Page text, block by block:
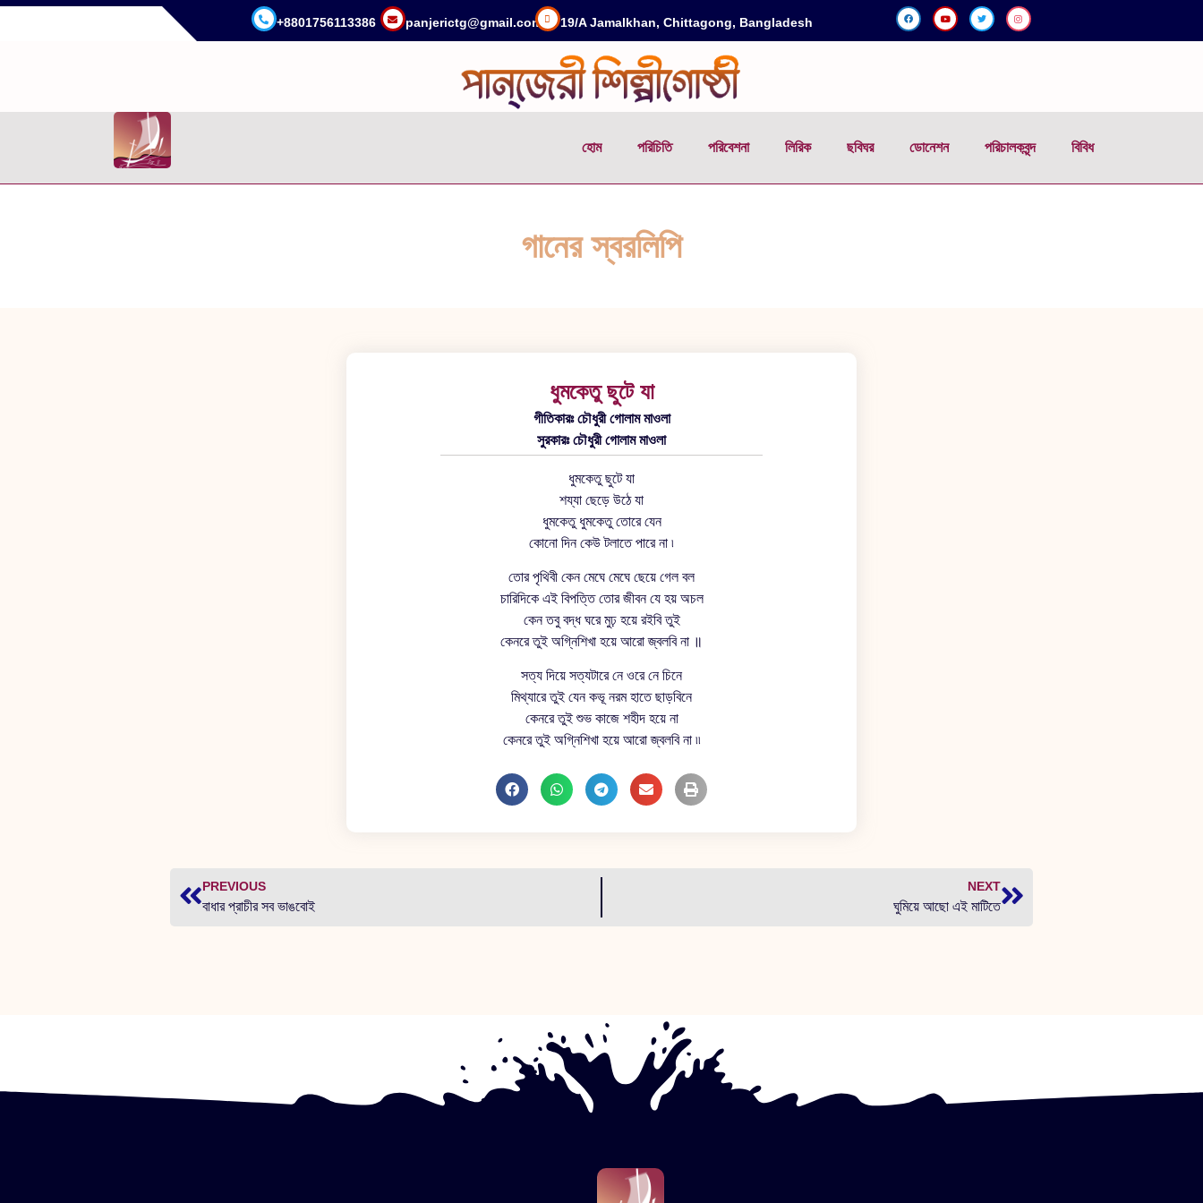
+8801756113386 panjerictg@gmail.com 19/A Jamalkhan, Chittagong, Bangladesh
হোম পরিচিতি পরিবেশনা লিরিক ছবিঘর ডোনেশন পরিচালকবৃন্দ বিবিধ
গানের স্বরলিপি
ধুমকেতু ছুটে যা
গীতিকারঃ চৌধুরী গোলাম মাওলা
সুরকারঃ চৌধুরী গোলাম মাওলা
ধুমকেতু ছুটে যা
শয্যা ছেড়ে উঠে যা
ধুমকেতু ধুমকেতু তোরে যেন
কোনো দিন কেউ টলাতে পারে না ৷
তোর পৃথিবী কেন মেঘে মেঘে ছেয়ে গেল বল
চারিদিকে এই বিপত্তি তোর জীবন যে হয় অচল
কেন তবু বদ্ধ ঘরে মুঢ় হয়ে রইবি তুই
কেনরে তুই অগ্নিশিখা হয়ে আরো জ্বলবি না ॥
সত্য দিয়ে সত্যটারে নে ওরে নে চিনে
মিথ্যারে তুই যেন কভূ নরম হাতে ছাড়বিনে
কেনরে তুই শুভ কাজে শহীদ হয়ে না
কেনরে তুই অগ্নিশিখা হয়ে আরো জ্বলবি না ৷৷
PREVIOUS
বাধার প্রাচীর সব ভাঙবোই
NEXT
ঘুমিয়ে আছো এই মাটিতে